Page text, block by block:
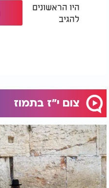
היו הראשונים
להגיב
צום י"ז בתמוז